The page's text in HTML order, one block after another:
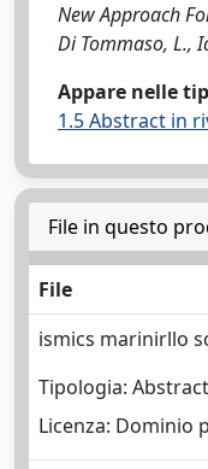
New Approach
Di Tommaso, L.,
Appare nelle
1.5 Abstract in
File in questo
File
ismics marinirllo
Tipologia: Abstract
Licenza: Dominio